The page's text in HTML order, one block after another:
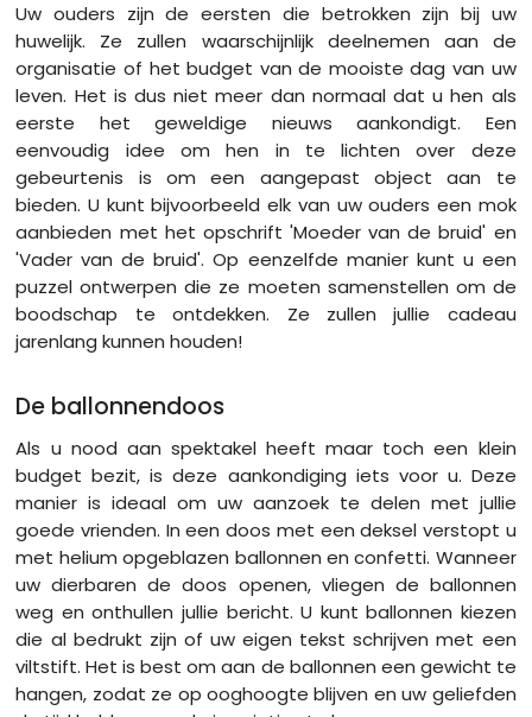
Uw ouders zijn de eersten die betrokken zijn bij uw
huwelijk. Ze zullen waarschijnlijk deelnemen aan de
organisatie of het budget van de mooiste dag van uw
leven. Het is dus niet meer dan normaal dat u hen als
eerste het geweldige nieuws aankondigt. Een
eenvoudig idee om hen in te lichten over deze
gebeurtenis is om een ​​aangepast object aan te
bieden. U kunt bijvoorbeeld elk van uw ouders een mok
aanbieden met het opschrift 'Moeder van de bruid' en
'Vader van de bruid'. Op eenzelfde manier kunt u een
puzzel ontwerpen die ze moeten samenstellen om de
boodschap te ontdekken. Ze zullen jullie cadeau
jarenlang kunnen houden!
De ballonnendoos
Als u nood aan spektakel heeft maar toch een klein
budget bezit, is deze aankondiging iets voor u. Deze
manier is ideaal om uw aanzoek te delen met jullie
goede vrienden. In een doos met een deksel verstopt u
met helium opgeblazen ballonnen en confetti. Wanneer
uw dierbaren de doos openen, vliegen de ballonnen
weg en onthullen jullie bericht. U kunt ballonnen kiezen
die al bedrukt zijn of uw eigen tekst schrijven met een
viltstift. Het is best om aan de ballonnen een gewicht te
hangen, zodat ze op ooghoogte blijven en uw geliefden